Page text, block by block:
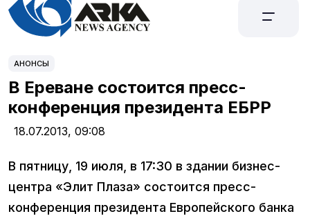
АНОНСЫ
В Ереване состоится пресс-
конференция президента ЕБРР
18.07.2013, 09:08
В пятницу, 19 июля, в 17:30 в здании бизнес-
центра «Элит Плаза» состоится пресс-
конференция президента Европейского банка